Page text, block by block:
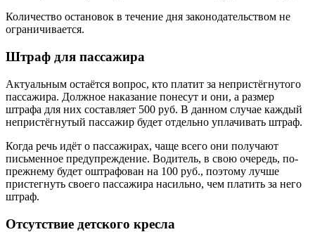
Количество остановок в течение дня законодательством не
ограничивается.
Штраф для пассажира
Актуальным остаётся вопрос, кто платит за непристёгнутого
пассажира. Должное наказание понесут и они, а размер
штрафа для них составляет 500 руб. В данном случае каждый
непристёгнутый пассажир будет отдельно уплачивать штраф.
Когда речь идёт о пассажирах, чаще всего они получают
письменное предупреждение. Водитель, в свою очередь, по-
прежнему будет оштрафован на 100 руб., поэтому лучше
пристегнуть своего пассажира насильно, чем платить за него
штраф.
Отсутствие детского кресла